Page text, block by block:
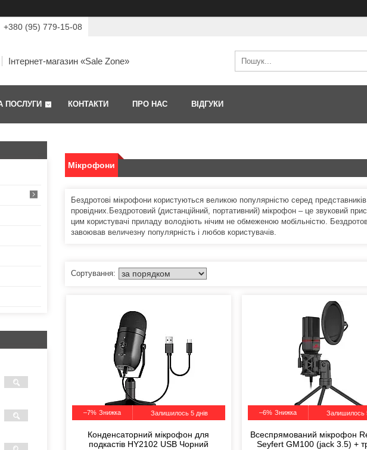
+380 (95) 779-15-08
Інтернет-магазин «Sale Zone»
ПОСЛУГИ КОНТАКТИ ПРО НАС ВІДГУКИ
Мікрофони
Бездротові мікрофони користуються великою популярністю серед представників
провідних.Бездротовий (дистанційний, портативний) мікрофон – це звуковий
цим користувачі приладу володіють нічим не обмеженою мобільністю.
завоював величезну популярність і любов користувачів.
–7% Залишилось 5 днів
Конденсаторний мікрофон для
подкастів HY2102 USB Чорний
–6% Залишилось
Всеспрямований мікрофон
Seyfert GM100 (jack 3.5) +